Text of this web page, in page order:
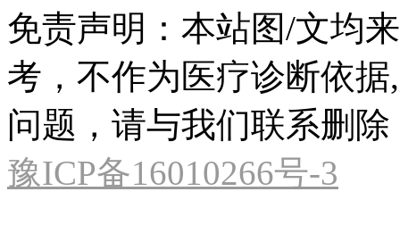
免责声明：本站图/文均
考，不作为医疗诊断依
问题，请与我们联系删除
豫ICP备16010266号-3